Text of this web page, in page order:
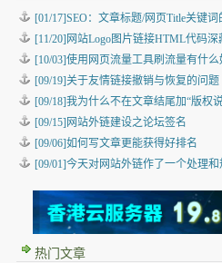
[01/17]SEO：文章标题/网页Title关键
[11/20]网站Logo图片链接HTML代码深
[10/03]使用网页流量工具刷流量有什
[09/19]关于友情链接撤销与恢复的问题
[09/18]我为什么不在文章结尾加“版权
[09/15]网站外链建设之论坛签名
[09/06]如何写文章更能获得好排名
[09/01]今天对网站外链作了一个处理和
热门文章